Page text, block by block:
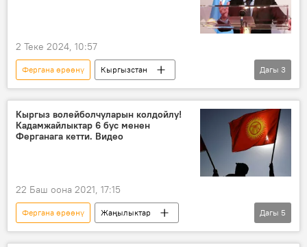
2 Теке 2024, 10:57
Фергана өрөөнү
Кыргызстан
Антониу Гутерриш
БУУ чек ара
Дагы 3
Кыргыз волейболчуларын колдойлу!
Кадамжайлыктар 6 бус менен
Ферганага кетти. Видео
22 Баш оона 2021, 17:15
Фергана өрөөнү
Жаңылыктар
Кыргызстан
Спорт
волейбол
Дагы 5